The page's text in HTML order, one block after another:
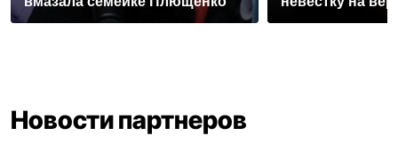
Новости партнеров